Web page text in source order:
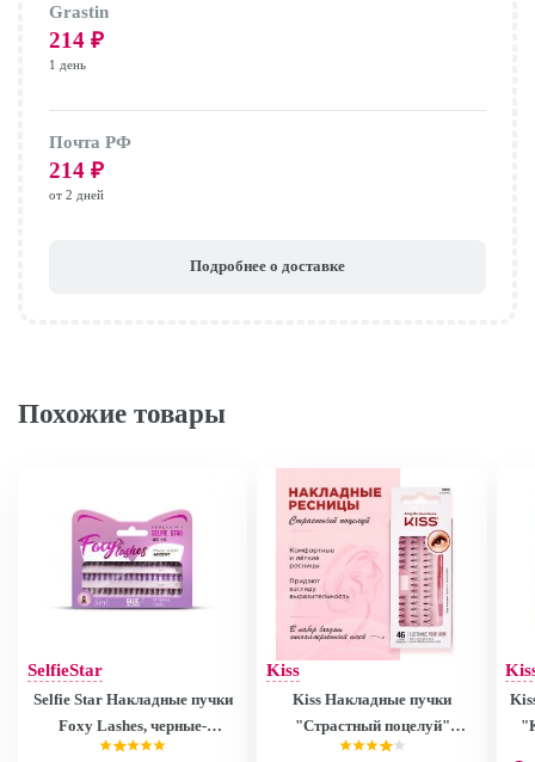
Grastin
214 ₽
1 день
Почта РФ
214 ₽
от 2 дней
Подробнее о доставке
Похожие товары
SelfieStar
Selfie Star Накладные пучки
Foxy Lashes, черные-
фиолетовые, длина короткая/
Kiss
Kiss Накладные пучки
"Страстный поцелуй"
Eyelashes KEHI01C